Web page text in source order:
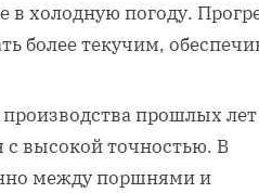
в холодную погоду.
более текучим,
прошлых
с высокой точностью. В
между поршнями и